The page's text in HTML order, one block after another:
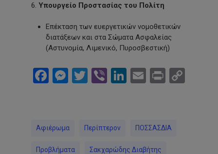
6. Υπουργείο Προστασίας του Πολίτη
Επέκταση των ευεργετικών νομοθετικών
διατάξεων και στα Σώματα Ασφαλείας
(Αστυνομία, Λιμενικό, Πυροσβεστική)
Facebook
Messenger
Twitter
ViberLinkedIn
Email
Print
Αφιέρωμα Περίπτερον ΠΟΣΣΑΣΔΙΑ
Προβλήματα Σακχαρώδης Διαβήτης